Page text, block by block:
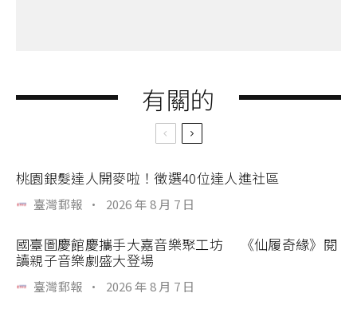
有關的
桃園銀髮達人開麥啦！徵選40位達人進社區
臺灣郵報 · 2026 年 8 月 7 日
國臺圖慶館慶攜手大嘉音樂聚工坊 《仙履奇緣》閱
讀親子音樂劇盛大登場
臺灣郵報 · 2026 年 8 月 7 日